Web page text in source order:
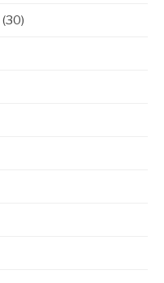
(30)